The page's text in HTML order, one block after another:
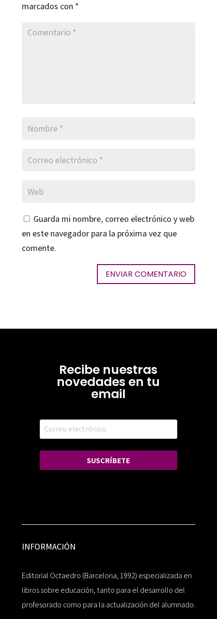
marcados con *
Guarda mi nombre, correo electrónico y web
en este navegador para la próxima vez que
comente.
Recibe nuestras
novedades en tu
email
SUSCRÍBETE
INFORMACIÓN
Editorial Octaedro (Barcelona, 1992) especializada en
libros sobre educación, tanto para el desarrollo del
profesorado como para la actualización del alumnado.